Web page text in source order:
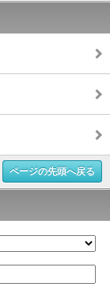
ページの先頭へ戻る